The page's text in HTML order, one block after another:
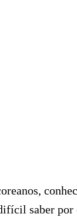
saber por